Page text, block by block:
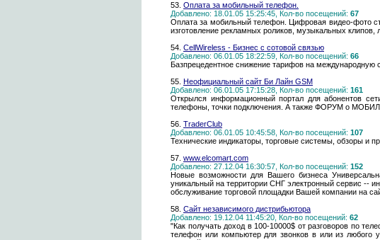
53. Оплата за мобильный телефон.
Добавлено: 18.01.05 15:25:45, Кол-во посещений: 67
Оплата за мобильный телефон. Цифровая видео-фото
изготовление рекламных роликов, музыкальных
54. CellWireless - Бизнес с сотовой связью
Добавлено: 06.01.05 18:22:59, Кол-во посещений: 66
Базпрецедентное снижение тарифов на международную
55. Неофициальный сайт Би Лайн GSM
Добавлено: 06.01.05 17:15:28, Кол-во посещений: 161
Открылся информационный портал для абонентов
телефоны, точки подключения. А также ФОРУМ о
56. TraderClub
Добавлено: 06.01.05 10:45:58, Кол-во посещений: 107
Технические индикаторы, торговые системы, обзоры и
57. www.elcomart.com
Добавлено: 27.12.04 16:30:57, Кол-во посещений: 152
Новые возможности для Вашего бизнеса
уникальный на территории СНГ электронный сервис --
обслуживание торговой площадки Вашей компании на
58. Сайт независимого дистрибьютора
Добавлено: 19.12.04 11:45:20, Кол-во посещений: 62
"Как получать доход в 100-10000$ от разговоров по
телефон или компьютер для звонков в или из любого